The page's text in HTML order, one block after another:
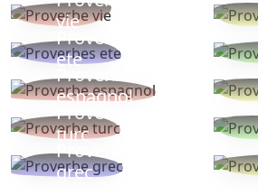
vie
Proverbes
ete
Proverbe
espagnol
Proverbe
turc
Proverbe
grec